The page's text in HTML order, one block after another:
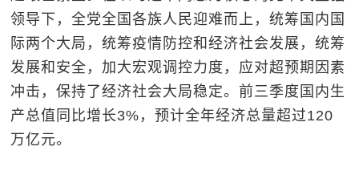
领导下，全党全国各族人民迎难而上，统筹国内国
际两个大局，统筹疫情防控和经济社会发展，统筹
发展和安全，加大宏观调控力度，应对超预期因素
冲击，保持了经济社会大局稳定。前三季度国内生
产总值同比增长3%，预计全年经济总量超过120
万亿元。